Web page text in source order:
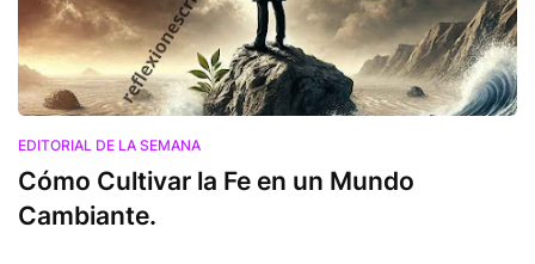
EDITORIAL DE LA SEMANA
Cómo Cultivar la Fe en un Mundo
Cambiante.